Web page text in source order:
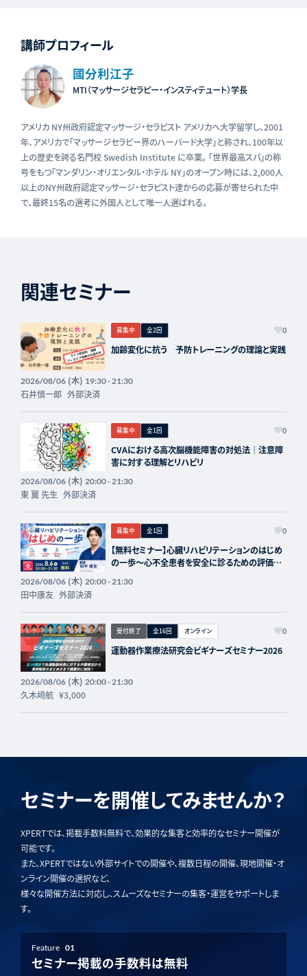
講師プロフィール
國分利江子
MTI（マッサージセラピー・インスティテュート）学長
アメリカ NY州政府認定マッサージ・セラピスト アメリカへ大学留学し、2001
年、アメリカで「マッサージセラピー界のハーバード大学」と称され、100年以
上の歴史を誇る名門校 Swedish Institute に卒業。 「世界最高スパ」の称
号をもつ「マンダリン・オリエンタル・ホテル NY」のオープン時には、2,000人
以上のNY州政府認定マッサージ・セラピスト達からの応募が寄せられた中
で、最終15名の選考に外国人として唯一人選ばれる。
関連セミナー
募集中 全2回 0
加齢変化に抗う 予防トレーニングの理論と実践
2026/08/06(木) 19:30 - 21:30
石井慎一郎 外部決済
募集中 全1回 0
CVAにおける高次脳機能障害の対処法｜注意障
害に対する理解とリハビリ
2026/08/06(木) 20:00 - 21:30
東 翼 先生 外部決済
募集中 全1回 0
【無料セミナー】心臓リハビリテーションのはじめ
の一歩〜心不全患者を安全に診るための評価と
2026/08/06(木) 20:00 - 21:30
田中康友 外部決済
受付終了 全16回 オンライン 0
運動器作業療法研究会ビギナーズセミナー2026
2026/08/06(木) 20:00 - 21:30
久木﨑航 ¥3,000
セミナーを開催してみませんか？
XPERTでは、掲載手数料無料で、効果的な集客と効率的なセミナー開催が
可能です。
また、XPERTではない外部サイトでの開催や、複数日程の開催、現地開催・オ
ンライン開催の選択など、
様々な開催方法に対応し、スムーズなセミナーの集客・運営をサポートしま
す。
Feature 01
セミナー掲載の手数料は無料